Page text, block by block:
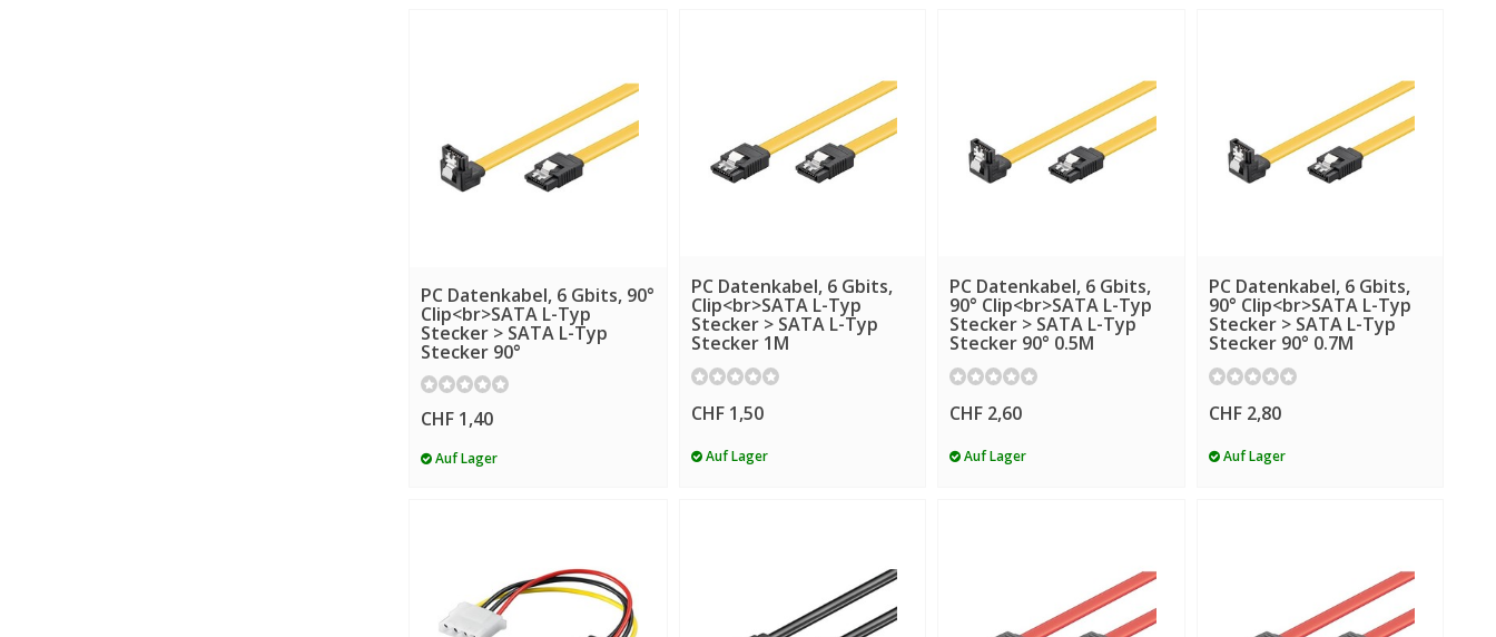
PC Datenkabel, 6 Gbits, 90°
Clip<br>SATA L-Typ
Stecker > SATA L-Typ
Stecker 90°
CHF 1,40
Auf Lager
PC Datenkabel, 6 Gbits,
Clip<br>SATA L-Typ
Stecker > SATA L-Typ
Stecker 1M
CHF 1,50
Auf Lager
PC Datenkabel, 6 Gbits,
90° Clip<br>SATA L-Typ
Stecker > SATA L-Typ
Stecker 90° 0.5M
CHF 2,60
Auf Lager
PC Datenkabel, 6 Gbits,
90° Clip<br>SATA L-Typ
Stecker > SATA L-Typ
Stecker 90° 0.7M
CHF 2,80
Auf Lager